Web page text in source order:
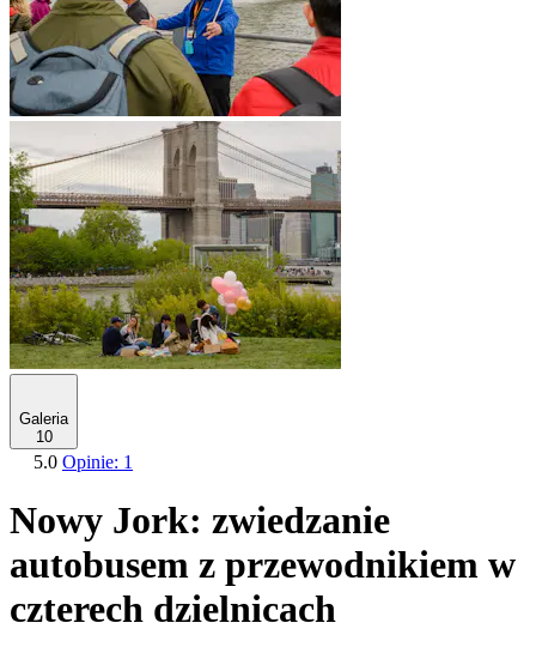
Galeria
10
5.0 Opinie: 1
Nowy Jork: zwiedzanie
autobusem z przewodnikiem w
czterech dzielnicach